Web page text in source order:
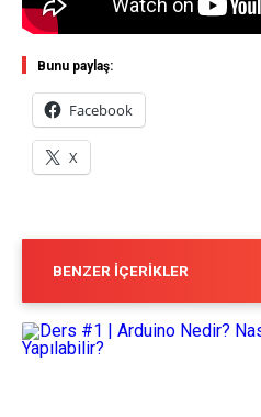
Bunu paylaş:
Facebook
X
BENZER İÇERIKLER